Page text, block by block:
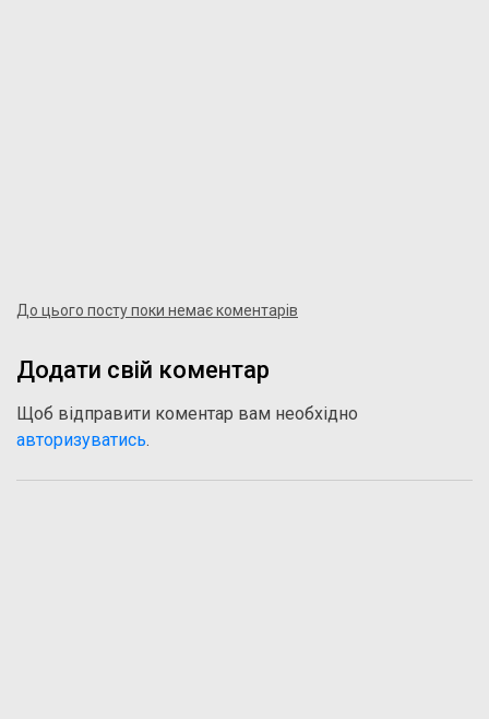
До цього посту поки немає коментарів
Додати свій коментар
Щоб відправити коментар вам необхідно
авторизуватись.